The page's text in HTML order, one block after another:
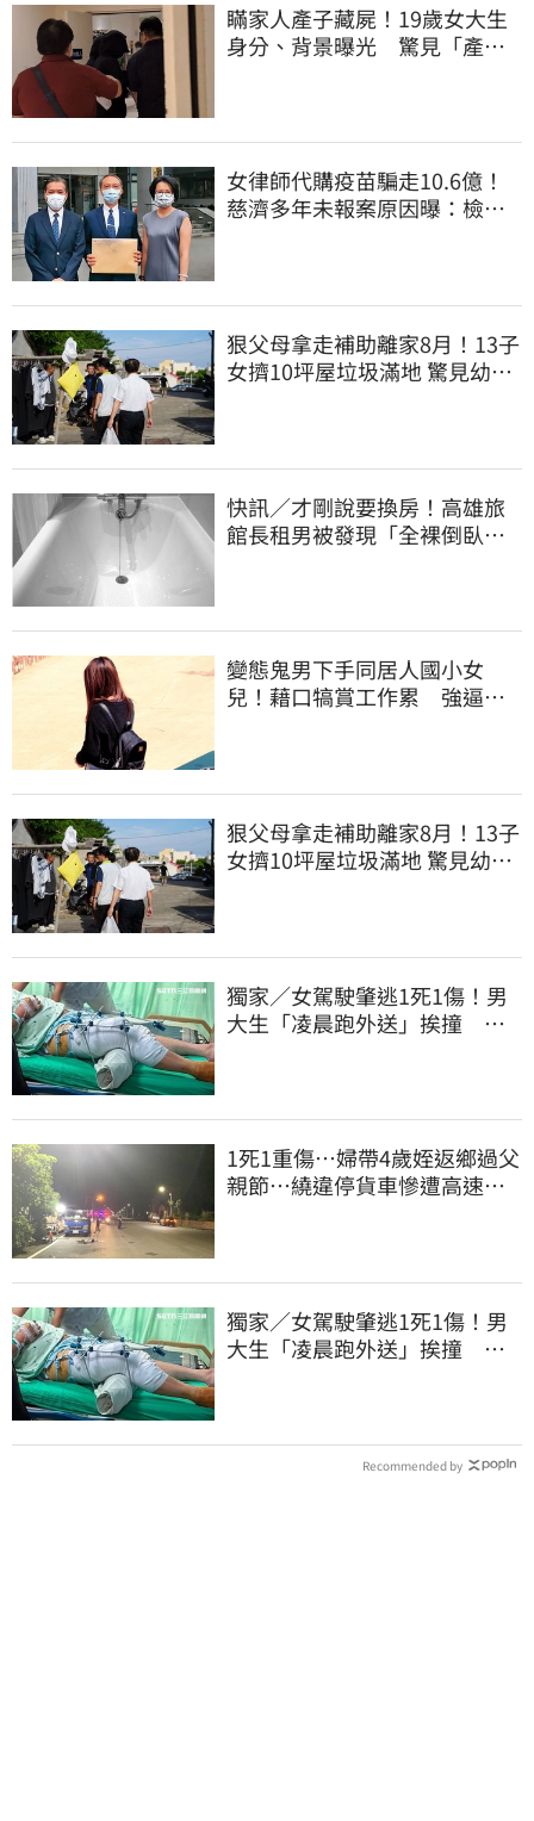
瞞家人產子藏屍！19歲女大生
身分、背景曝光 驚見「產檢
女律師代購疫苗騙走10.6億！
慈濟多年未報案原因曝：檢警
狠父母拿走補助離家8月！13子
女擠10坪屋垃圾滿地 驚見幼童
快訊／才剛說要換房！高雄旅
館長租男被發現「全裸倒臥浴
變態鬼男下手同居人國小女
兒！藉口犒賞工作累 強逼打X
狠父母拿走補助離家8月！13子
女擠10坪屋垃圾滿地 驚見幼童
獨家／女駕駛肇逃1死1傷！男
大生「凌晨跑外送」挨撞 媽
1死1重傷…婦帶4歲姪返鄉過父
親節…繞違停貨車慘遭高速撞
獨家／女駕駛肇逃1死1傷！男
大生「凌晨跑外送」挨撞 媽
Recommended by